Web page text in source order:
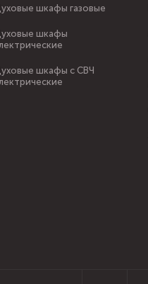
шкафы газовые
шкафы
шкафы с СВЧ